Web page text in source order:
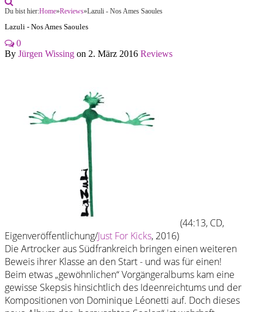
Du bist hier:Home»Reviews»Lazuli - Nos Ames Saoules
Lazuli - Nos Ames Saoules
0
By Jürgen Wissing on 2. März 2016 Reviews
(44:13, CD,
Eigenveröffentlichung/Just For Kicks, 2016)
Die Artrocker aus Südfrankreich bringen einen weiteren
Beweis ihrer Klasse an den Start - und was für einen!
Beim etwas „gewöhnlichen“ Vorgängeralbums kam eine
gewisse Skepsis hinsichtlich des Ideenreichtums und der
Kompositionen von Dominique Léonetti auf. Doch dieses